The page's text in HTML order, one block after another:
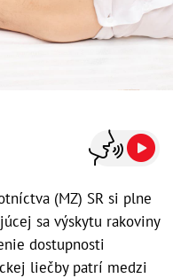
(MZ) SR si plne
sa výskytu rakoviny
dostupnosti
liečby patrí medzi